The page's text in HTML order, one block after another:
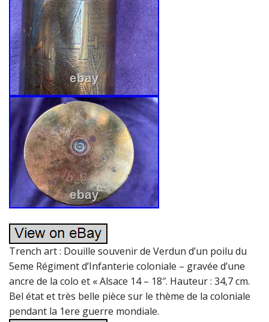
Trench art : Douille souvenir de Verdun d’un poilu du
5eme Régiment d’Infanterie coloniale – gravée d’une
ancre de la colo et « Alsace 14 – 18″. Hauteur : 34,7 cm.
Bel état et très belle pièce sur le thème de la coloniale
pendant la 1ere guerre mondiale.